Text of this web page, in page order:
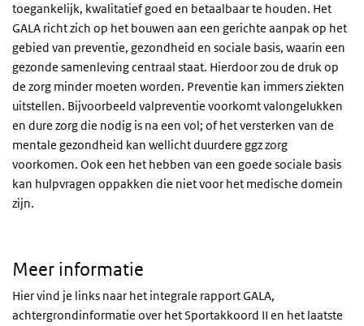
toegankelijk, kwalitatief goed en betaalbaar te houden. Het
GALA richt zich op het bouwen aan een gerichte aanpak op het
gebied van preventie, gezondheid en sociale basis, waarin een
gezonde samenleving centraal staat. Hierdoor zou de druk op
de zorg minder moeten worden. Preventie kan immers ziekten
uitstellen. Bijvoorbeeld valpreventie voorkomt valongelukken
en dure zorg die nodig is na een vol; of het versterken van de
mentale gezondheid kan wellicht duurdere ggz zorg
voorkomen. Ook een het hebben van een goede sociale basis
kan hulpvragen oppakken die niet voor het medische domein
zijn.
Meer informatie
Hier vind je links naar het integrale rapport GALA,
achtergrondinformatie over het Sportakkoord II en het laatste